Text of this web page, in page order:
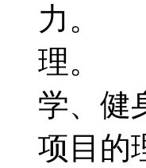
力。
理。
学、健
项目